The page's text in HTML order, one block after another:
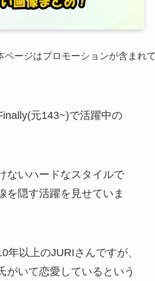
ページはプロモーションが含まれ
元143~)で活躍中の
ないハードなスタイルで
を隠す活躍を見せていま
年以上のJURIさんですが、
がいて恋愛しているという